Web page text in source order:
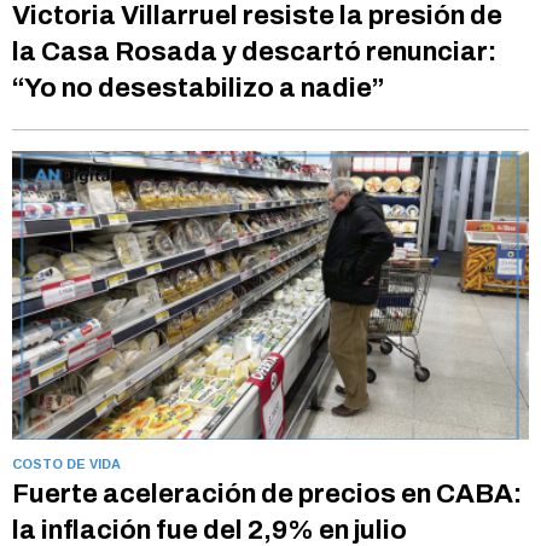
Victoria Villarruel resiste la presión de
la Casa Rosada y descartó renunciar:
“Yo no desestabilizo a nadie”
COSTO DE VIDA
Fuerte aceleración de precios en CABA:
la inflación fue del 2,9% en julio